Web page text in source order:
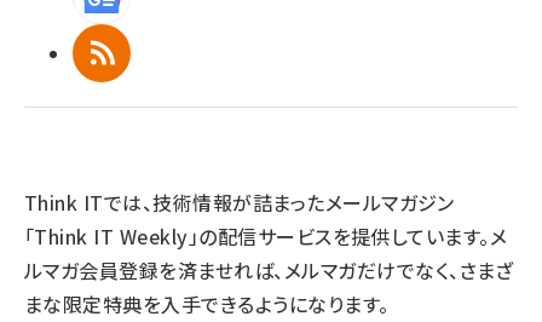
RSS
Think ITでは、技術情報が詰まったメールマガジン
「Think IT Weekly」の配信サービスを提供しています。メ
ルマガ会員登録を済ませれば、メルマガだけでなく、さまざ
まな限定特典を入手できるようになります。